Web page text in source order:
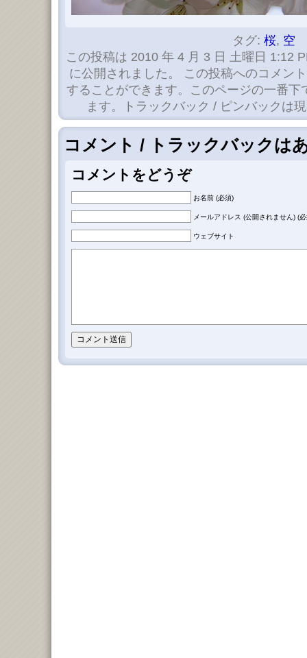
タグ: 桜, 空
この投稿は 2010 年 4 月 3 日 土曜日 1:12
に公開されました。 この投稿へのコメン
することができます。このページの一番下
ます。トラックバック / ピンバックは
コメント / トラックバックは
コメントをどうぞ
お名前 (必須)
メールアドレス (公開されません) (
ウェブサイト